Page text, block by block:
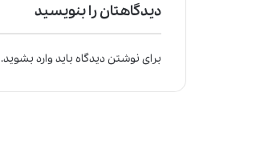
دیدگاهتان را بنویسید
برای نوشتن دیدگاه بایدوارد بشوید.